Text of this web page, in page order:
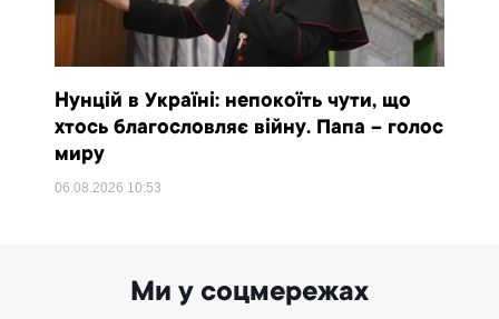
Нунцій в Україні: непокоїть чути, що
хтось благословляє війну. Папа – голос
миру
06.08.2026 10:53
Ми у соцмережах